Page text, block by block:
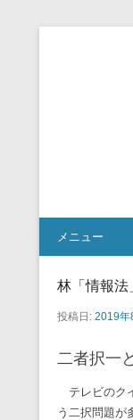
メニュー
林「情報法
投稿日: 2019年
二者択一
テレビのク
う二択問題が